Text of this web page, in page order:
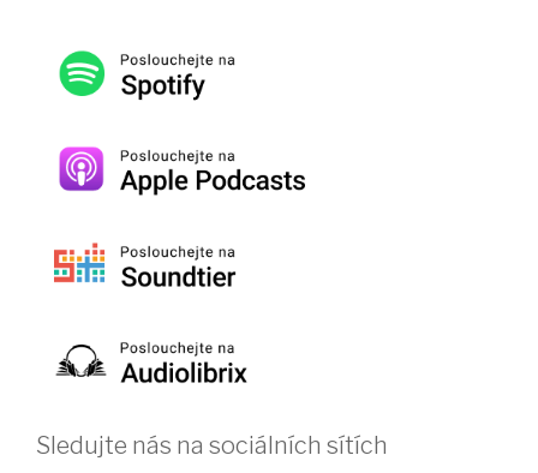
Sledujte nás na sociálních sítích